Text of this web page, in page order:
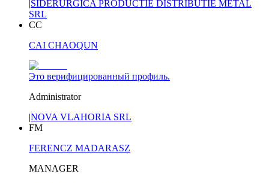
|SIDERURGICA PRODUCTIE DISTRIBUTIE METAL
SRL
CC
CAI CHAOQUN
Это верифицированный профиль.
Administrator
|NOVA VLAHORIA SRL
FM
FERENCZ MADARASZ
MANAGER